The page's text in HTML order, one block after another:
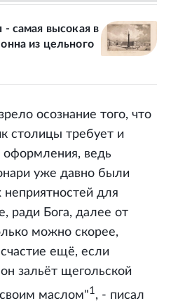
самая высокая в
из цельного
осознание того, что
столицы требует и
оформления, ведь
уже давно были
для
ради Бога, далее от
можно скорее,
ещё, если
зальёт щегольской
маслом"1, - писал